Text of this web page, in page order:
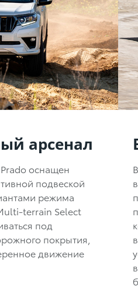
арсенал
оснащен
подвеской
режима
terrain Select
под
покрытия,
движение